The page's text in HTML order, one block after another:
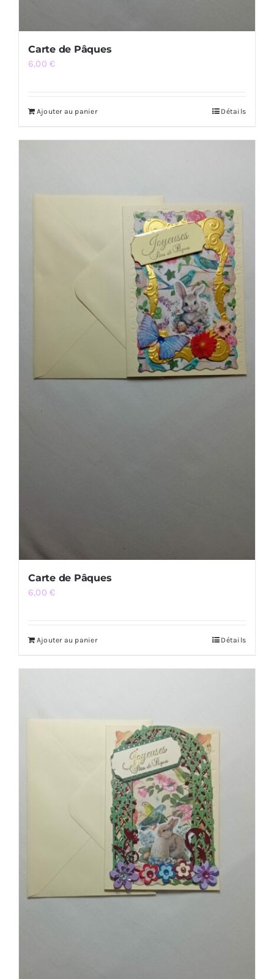
Carte de Pâques
6,00€
Ajouter au panier Détails
Carte de Pâques
6,00€
Ajouter au panier Détails